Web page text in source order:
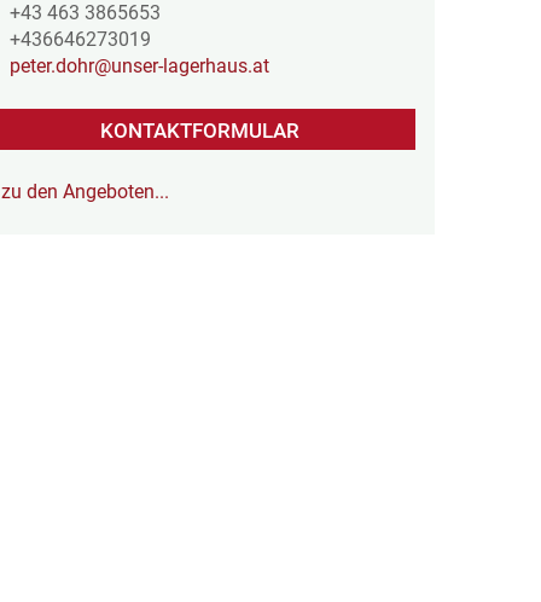
+43 463 3865653
+436646273019
peter.dohr@unser-lagerhaus.at
KONTAKTFORMULAR
zu den Angeboten...